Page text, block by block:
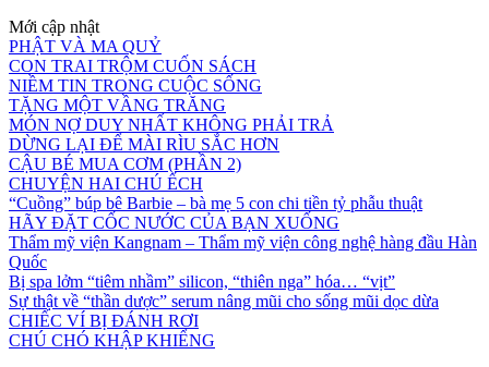
Mới cập nhật
PHẬT VÀ MA QUỶ
CON TRAI TRỘM CUỐN SÁCH
NIỀM TIN TRONG CUỘC SỐNG
TẶNG MỘT VẦNG TRĂNG
MÓN NỢ DUY NHẤT KHÔNG PHẢI TRẢ
DỪNG LẠI ĐỂ MÀI RÌU SẮC HƠN
CẬU BÉ MUA CƠM (PHẦN 2)
CHUYỆN HAI CHÚ ẾCH
“Cuồng” búp bê Barbie – bà mẹ 5 con chi tiền tỷ phẫu thuật
HÃY ĐẶT CỐC NƯỚC CỦA BẠN XUỐNG
Thẩm mỹ viện Kangnam – Thẩm mỹ viện công nghệ hàng đầu Hàn
Quốc
Bị spa lởm “tiêm nhầm” silicon, “thiên nga” hóa… “vịt”
Sự thật về “thần dược” serum nâng mũi cho sống mũi dọc dừa
CHIẾC VÍ BỊ ĐÁNH RƠI
CHÚ CHÓ KHẬP KHIỂNG